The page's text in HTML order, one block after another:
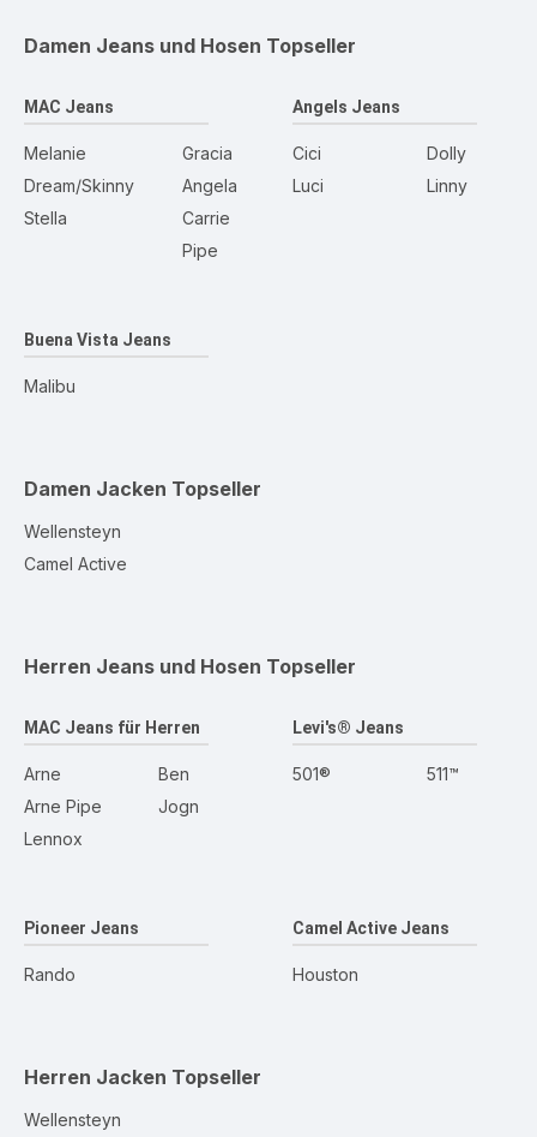
Damen Jeans und Hosen Topseller
MAC Jeans
Melanie
Dream/Skinny
Stella
Gracia
Angela
Carrie
Pipe
Angels Jeans
Cici
Luci
Dolly
Linny
Buena Vista Jeans
Malibu
Damen Jacken Topseller
Wellensteyn
Camel Active
Herren Jeans und Hosen Topseller
MAC Jeans für Herren
Arne
Arne Pipe
Lennox
Ben
Jogn
Levi's® Jeans
501® 511™
Pioneer Jeans
Rando
Camel Active Jeans
Houston
Herren Jacken Topseller
Wellensteyn